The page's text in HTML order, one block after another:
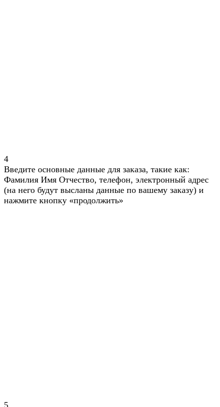
4
Введите основные данные для заказа, такие как:
Фамилия Имя Отчество, телефон, электронный адрес
(на него будут высланы данные по вашему заказу) и
нажмите кнопку «продолжить»